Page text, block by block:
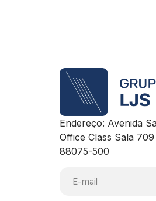
Endereço: Avenida
Office Class Sala
88075-500